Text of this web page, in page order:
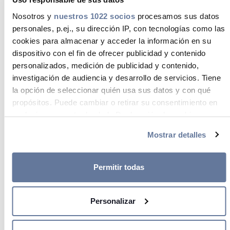
Nosotros y nuestros 1022 sociosprocesamos sus datos
personales, p.ej., su dirección IP, con tecnologías como las
cookies para almacenar y acceder la información en su
dispositivo con el fin de ofrecer publicidad y contenido
personalizados, medición de publicidad y contenido,
investigación de audiencia y desarrollo de servicios. Tiene
la opción de seleccionar quién usa sus datos y con qué
propósitos. Puede cambiar o retirar su consentimiento en
cualquier momento desde la Declaración de cookies o
Si lo permite, también quisiéramos:
Recopilar información sobre su ubicación
metros
Identificar su dispositivo analizándolo activamente
para buscar características específicas (huellas
Mostrar detalles
Permitir todas
Personalizar
Optical Fibre Ducting Solutions
LaContención de Fibrade UC Fibre
Connect proporciona soluciones óptimas
para la canalización de cables de fibra
radio de curvatura de 5 cm, asegurando
la integridad de los cables. Cumple con
los estándares de seguridad UL 2024 y
RoHS, utilizando materiales retardantes